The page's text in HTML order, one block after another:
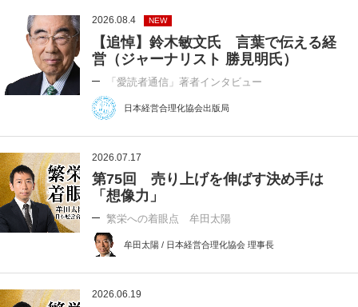
2026.08.4 NEW
【追悼】鈴木敏文氏 言葉で伝える経
営（ジャーナリスト 勝見明氏）
「愛読者通信」著者インタビュー
日本経営合理化協会出版局
2026.07.17
第75回 売り上げを伸ばす決め手は
「想像力」
繁栄への着眼点 牟田太陽
牟田太陽 / 日本経営合理化協会 理事長
2026.06.19